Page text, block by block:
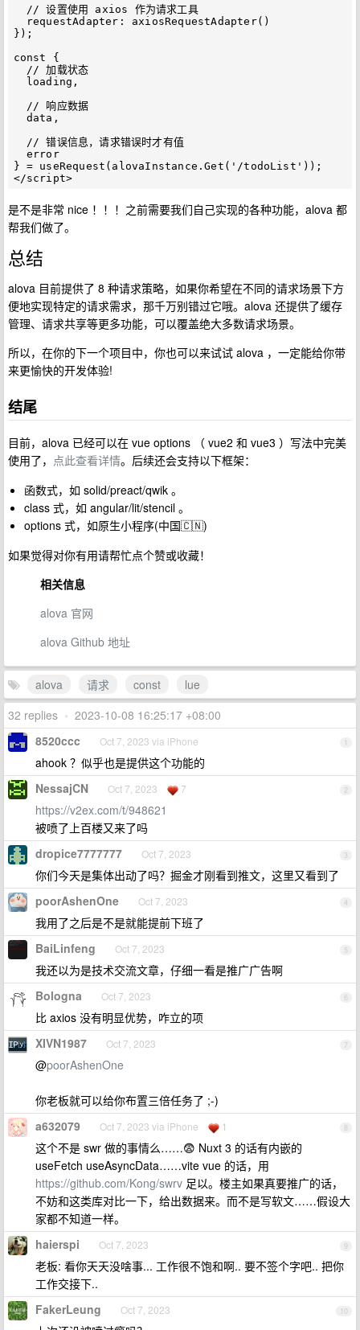
});
const {
} = useRequest(alovaInstance.Get('/todoList'));
是不是非常 nice ！！！之前需要我们自己实现的各种功能，alova 都
帮我们做了。
总结
alova 目前提供了 8 种请求策略，如果你希望在不同的请求场景下方
便地实现特定的请求需求，那千万别错过它哦。alova 还提供了缓存
管理、请求共享等更多功能，可以覆盖绝大多数请求场景。
所以，在你的下一个项目中，你也可以来试试 alova ，一定能给你带
来更愉快的开发体验!
结尾
目前，alova 已经可以在 vue options （ vue2 和 vue3 ）写法中完美
使用了， 点此查看详情。后续还会支持以下框架：
函数式，如 solid/preact/qwik 。
class 式，如 angular/lit/stencil 。
options 式，如原生小程序(中国🇨🇳)
如果觉得对你有用请帮忙点个赞或收藏！
相关信息
alova 官网
alova Github 地址
alova 请求 const
lue
32 replies • 2023-10-08 16:25:17 +08:00
1
8520ccc Oct 7, 2023 via iPhone
ahook ？似乎也是提供这个功能的
2
NessajCN Oct 7, 2023 7
https://v2ex.com/t/948621
被喷了上百楼又来了吗
3
dropice7777777 Oct 7, 2023
你们今天是集体出动了吗？掘金才刚看到推文，这里又看到了
4
poorAshenOne Oct 7, 2023
我用了之后是不是就能提前下班了
5
BaiLinfeng Oct 7, 2023
我还以为是技术交流文章，仔细一看是推广广告啊
6
Bologna Oct 7, 2023
比 axios 没有明显优势，咋立的项
7
XIVN1987 Oct 7, 2023
@poorAshenOne
你老板就可以给你布置三倍任务了 ;-)
8
a632079 Oct 7, 2023 via iPhone 1
这个不是 swr 做的事情么……😨 Nuxt 3 的话有内嵌的
useFetch useAsyncData……vite vue 的话，用
https://github.com/Kong/swrv 足以。楼主如果真要推广的话，
不妨和这类库对比一下，给出数据来。而不是写软文……假设大
家都不知道一样。
9
haierspi Oct 7, 2023
老板: 看你天天没啥事... 工作很不饱和啊.. 要不签个字吧.. 把你
工作交接下..
10
FakerLeung Oct 7, 2023